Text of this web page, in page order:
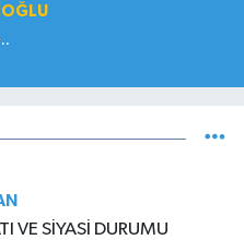
VE SİYASİ DURUMU